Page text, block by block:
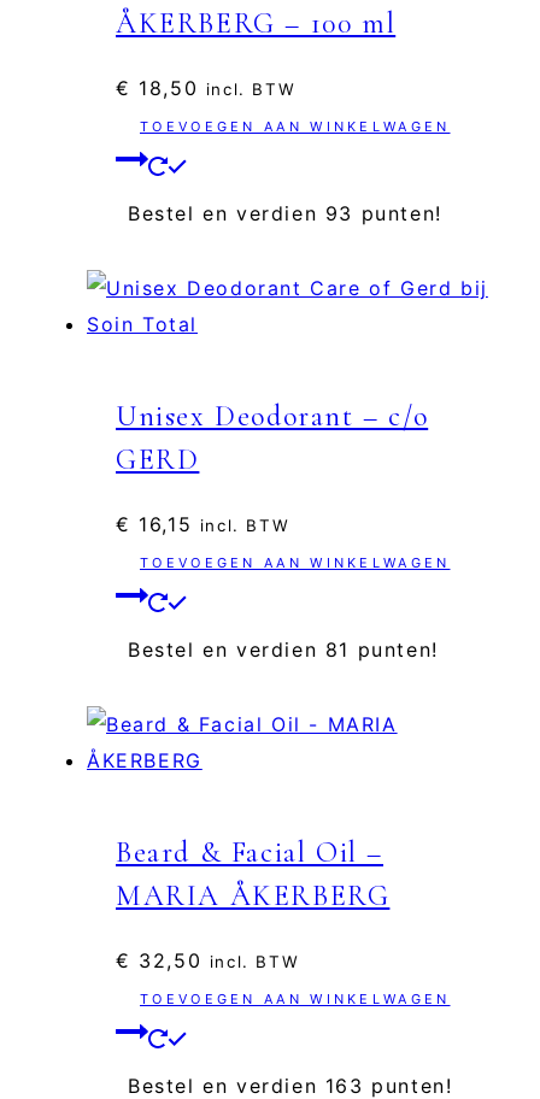
ÅKERBERG – 100 ml
€ 18,50 incl. BTW
TOEVOEGEN AAN WINKELWAGEN
Bestel en verdien 93 punten!
Unisex Deodorant – c/o
GERD
€ 16,15 incl. BTW
TOEVOEGEN AAN WINKELWAGEN
Bestel en verdien 81 punten!
Beard & Facial Oil –
MARIA ÅKERBERG
€ 32,50 incl. BTW
TOEVOEGEN AAN WINKELWAGEN
Bestel en verdien 163 punten!